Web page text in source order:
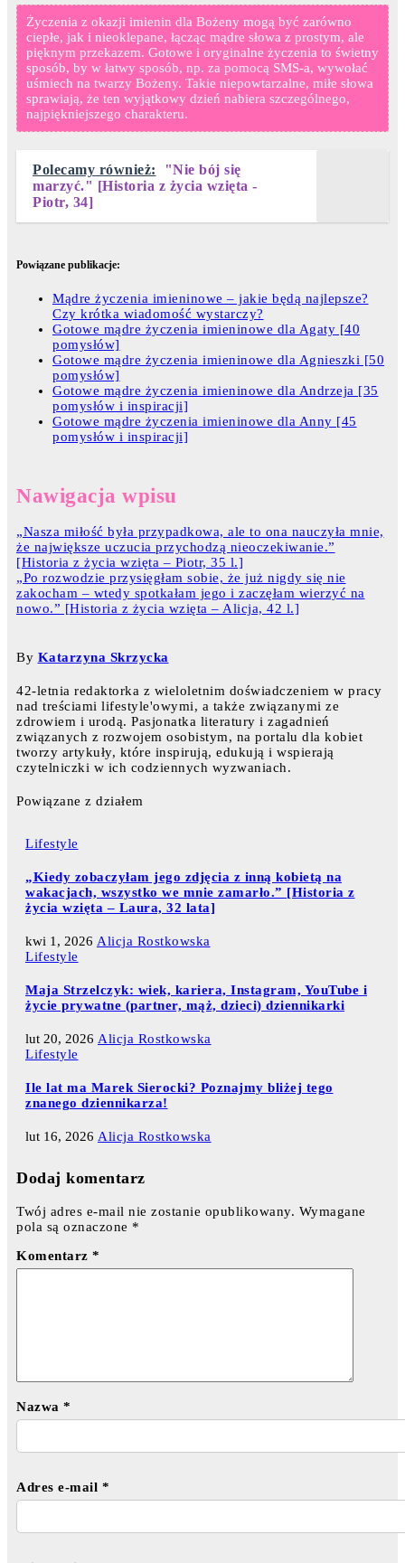
Życzenia z okazji imienin dla Bożeny mogą być zarówno
ciepłe, jak i nieoklepane, łącząc mądre słowa z prostym, ale
pięknym przekazem. Gotowe i oryginalne życzenia to świetny
sposób, by w łatwy sposób, np. za pomocą SMS-a, wywołać
uśmiech na twarzy Bożeny. Takie niepowtarzalne, miłe słowa
sprawiają, że ten wyjątkowy dzień nabiera szczególnego,
najpiękniejszego charakteru.
Polecamy również:
"Nie bój się
marzyć." [Historia z życia wzięta -
Piotr, 34]
Powiązane publikacje:
Mądre życzenia imieninowe – jakie będą najlepsze?
Czy krótka wiadomość wystarczy?
Gotowe mądre życzenia imieninowe dla Agaty [40
pomysłów]
Gotowe mądre życzenia imieninowe dla Agnieszki [50
pomysłów]
Gotowe mądre życzenia imieninowe dla Andrzeja [35
pomysłów i inspiracji]
Gotowe mądre życzenia imieninowe dla Anny [45
pomysłów i inspiracji]
Nawigacja wpisu
„Nasza miłość była przypadkowa, ale to ona nauczyła mnie,
że największe uczucia przychodzą nieoczekiwanie.”
[Historia z życia wzięta – Piotr, 35 l.]
„Po rozwodzie przysięgłam sobie, że już nigdy się nie
zakocham – wtedy spotkałam jego i zaczęłam wierzyć na
nowo.” [Historia z życia wzięta – Alicja, 42 l.]
By Katarzyna Skrzycka
42-letnia redaktorka z wieloletnim doświadczeniem w pracy
nad treściami lifestyle'owymi, a także związanymi ze
zdrowiem i urodą. Pasjonatka literatury i zagadnień
związanych z rozwojem osobistym, na portalu dla kobiet
tworzy artykuły, które inspirują, edukują i wspierają
czytelniczki w ich codziennych wyzwaniach.
Powiązane z działem
Lifestyle
„Kiedy zobaczyłam jego zdjęcia z inną kobietą na
wakacjach, wszystko we mnie zamarło.” [Historia z
życia wzięta – Laura, 32 lata]
kwi 1, 2026 Alicja Rostkowska
Lifestyle
Maja Strzelczyk: wiek, kariera, Instagram, YouTube i
życie prywatne (partner, mąż, dzieci) dziennikarki
lut 20, 2026 Alicja Rostkowska
Lifestyle
Ile lat ma Marek Sierocki? Poznajmy bliżej tego
znanego dziennikarza!
lut 16, 2026 Alicja Rostkowska
Dodaj komentarz
Twój adres e-mail nie zostanie opublikowany. Wymagane
pola są oznaczone *
Komentarz *
Nazwa *
Adres e-mail *